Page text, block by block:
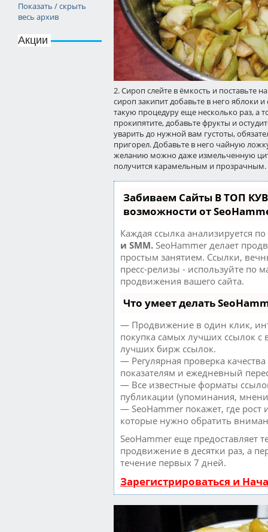
Показать / скрыть
весь архив
Акции
2. Сироп слейте в ёмкость и поставьте
сироп закипит добавьте в него яблоки
такую процедуру еще несколько раз, а
прокипятите, добавьте фрукты и
уварить до нужной вам густоты,
пригорел. Добавьте в него чайную
желанию можно даже измельченную
получится карамельным и прозрачным.
Забиваем Сайты В ТОП
возможности от
Каждая ссылка анализируется
и SMM. SeoHammer делает
простым занятием. Ссылки,
пресс-релизы - используйте по
продвижения вашего сайта.
Что умеет делать
— Продвижение в один клик,
покупка самых лучших ссылок с
лучших бирж ссылок.
— Регулярная проверка
показателям и ежедневный
— Все известные форматы
публикации (упоминания,
— SeoHammer покажет, где рост
которые нужно обратить
SeoHammer еще предоставляет
продвижение в десятки раз, а
течение первых 7 дней.
Зарегистрироваться и